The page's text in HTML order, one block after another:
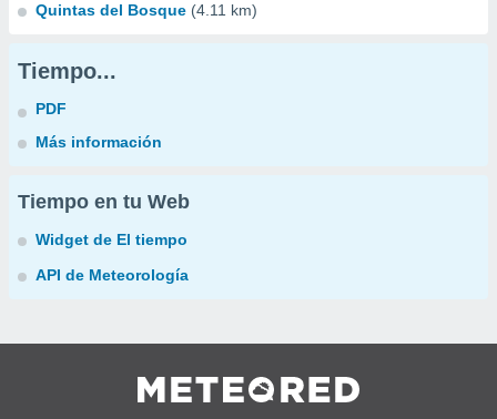
Quintas del Bosque (4.11 km)
Tiempo...
PDF
Más información
Tiempo en tu Web
Widget de El tiempo
API de Meteorología